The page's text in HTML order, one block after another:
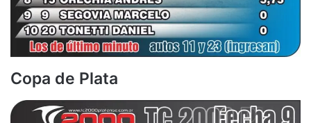
Copa de Plata